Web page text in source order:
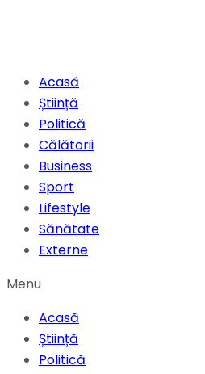
Acasă
Știință
Politică
Călătorii
Business
Sport
Lifestyle
Sănătate
Externe
Menu
Acasă
Știință
Politică